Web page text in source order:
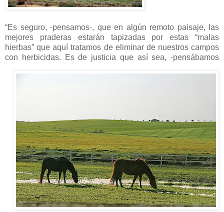
“Es seguro, -pensamos-, que en algún remoto paisaje, las
mejores praderas estarán tapizadas por estas “malas
hierbas” que aquí tratamos de eliminar de nuestros campos
con herbicidas. Esde justicia que así sea, -pensábamos